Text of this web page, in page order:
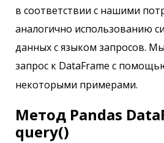
в соответствии с нашими
аналогично использованию
данных с языком запросов.
запрос к DataFrame с
некоторыми примерами.
Метод Pandas
query()